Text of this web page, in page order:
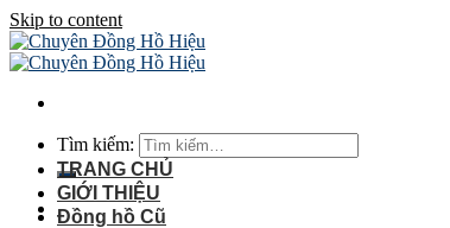
Skip to content
Tìm kiếm:
TRANG CHỦ
GIỚI THIỆU
Đồng hồ Cũ